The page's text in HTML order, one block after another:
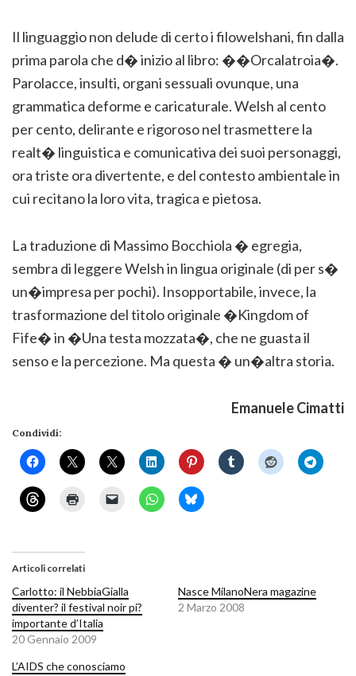
Il linguaggio non delude di certo i filowelshani, fin dalla
prima parola che d� inizio al libro: ��Orcalatroia�.
Parolacce, insulti, organi sessuali ovunque, una
grammatica deforme e caricaturale. Welsh al cento
per cento, delirante e rigoroso nel trasmettere la
realt� linguistica e comunicativa dei suoi personaggi,
ora triste ora divertente, e del contesto ambientale in
cui recitano la loro vita, tragica e pietosa.
La traduzione di Massimo Bocchiola � egregia,
sembra di leggere Welsh in lingua originale (di per s�
un�impresa per pochi). Insopportabile, invece, la
trasformazione del titolo originale �Kingdom of
Fife� in �Una testa mozzata�, che ne guasta il
senso e la percezione. Ma questa � un�altra storia.
Emanuele Cimatti
Condividi:
Articoli correlati
Carlotto: il NebbiaGialla
diventer? il festival noir pi?
importante d’Italia
20 Gennaio 2009
Nasce MilanoNera magazine
2 Marzo 2008
L’AIDS che conosciamo